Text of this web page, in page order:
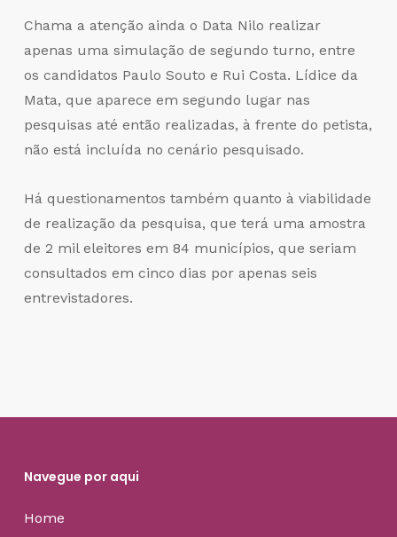
Chama a atenção ainda o Data Nilo realizar
apenas uma simulação de segundo turno, entre
os candidatos Paulo Souto e Rui Costa. Lídice da
Mata, que aparece em segundo lugar nas
pesquisas até então realizadas, à frente do petista,
não está incluída no cenário pesquisado.
Há questionamentos também quanto à viabilidade
de realização da pesquisa, que terá uma amostra
de 2 mil eleitores em 84 municípios, que seriam
consultados em cinco dias por apenas seis
entrevistadores.
Navegue por aqui
Home